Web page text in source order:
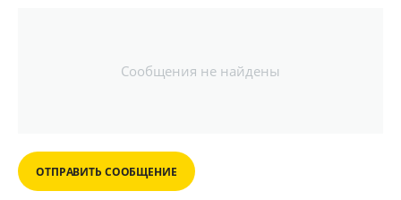
Сообщения не найдены
ОТПРАВИТЬ СООБЩЕНИЕ